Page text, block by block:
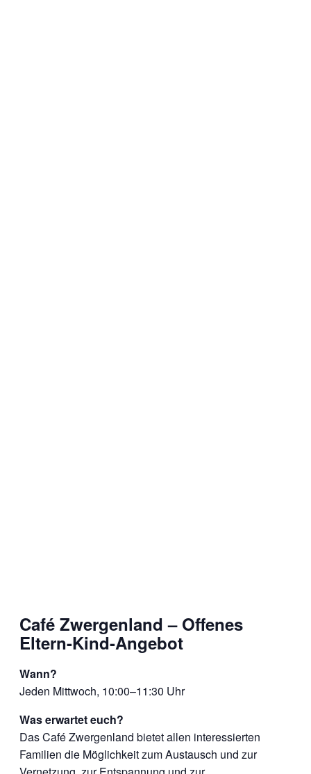
Café Zwergenland – Offenes
Eltern-Kind-Angebot
Wann?
Jeden Mittwoch, 10:00–11:30 Uhr
Was erwartet euch?
Das Café Zwergenland bietet allen interessierten
Familien die Möglichkeit zum Austausch und zur